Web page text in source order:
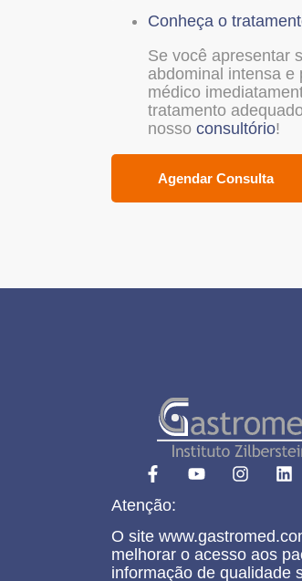
Conheça o
Se você apresentar
abdominal intensa e
médico
tratamento
nosso consultório!
Agendar Consulta
Atenção:
O site
melhorar o acesso aos
informação de qualidade